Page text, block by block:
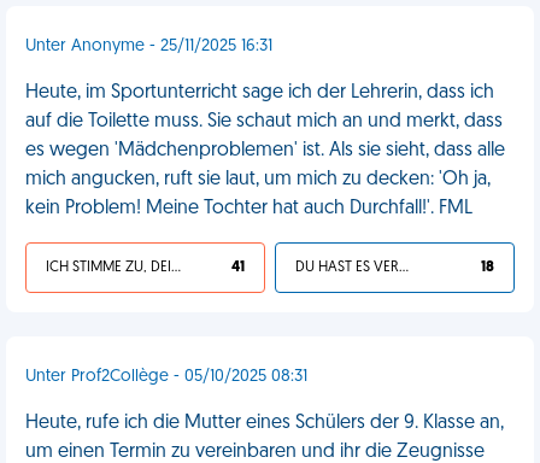
Unter Anonyme - 25/11/2025 16:31
Heute, im Sportunterricht sage ich der Lehrerin, dass ich
auf die Toilette muss. Sie schaut mich an und merkt, dass
es wegen 'Mädchenproblemen' ist. Als sie sieht, dass alle
mich angucken, ruft sie laut, um mich zu decken: 'Oh ja,
kein Problem! Meine Tochter hat auch Durchfall!'. FML
ICH STIMME ZU, DEIN LEBEN IST SCHEISSE 41 DU HAST ES VERDIENT 18
Unter Prof2Collège - 05/10/2025 08:31
Heute, rufe ich die Mutter eines Schülers der 9. Klasse an,
um einen Termin zu vereinbaren und ihr die Zeugnisse